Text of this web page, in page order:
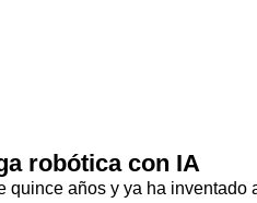
robótica con IA
quince años y ya ha inventado